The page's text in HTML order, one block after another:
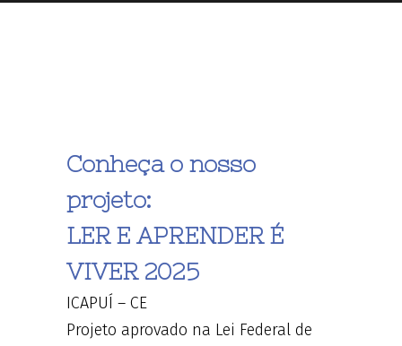
Conheça o nosso
projeto:
LER E APRENDER É
VIVER 2025
ICAPUÍ – CE
Projeto aprovado na Lei Federal de